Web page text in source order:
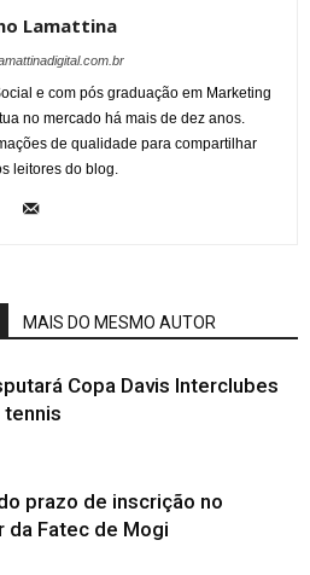
Lamattina
e com pós graduação em Marketing
no mercado há mais de dez anos.
de qualidade para compartilhar
leitores do blog.
MAIS DO MESMO AUTOR
Copa Davis Interclubes
tennis
prazo de inscrição no
da Fatec de Mogi